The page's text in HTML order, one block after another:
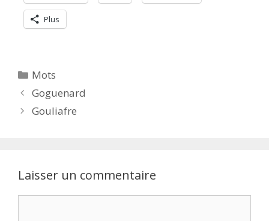
Plus
Catégories
Mots
Goguenard
Gouliafre
Laisser un commentaire